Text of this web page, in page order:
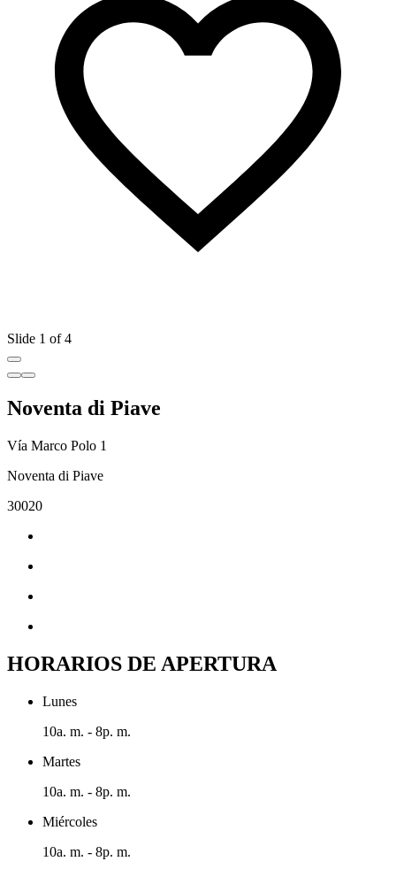
Slide 1 of 4
Noventa di Piave
Vía Marco Polo 1
Noventa di Piave
30020
HORARIOS DE APERTURA
Lunes
10a. m. - 8p. m.
Martes
10a. m. - 8p. m.
Miércoles
10a. m. - 8p. m.